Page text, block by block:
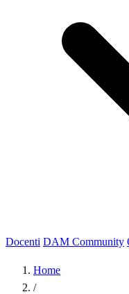
Docenti DAM Community
Home
/